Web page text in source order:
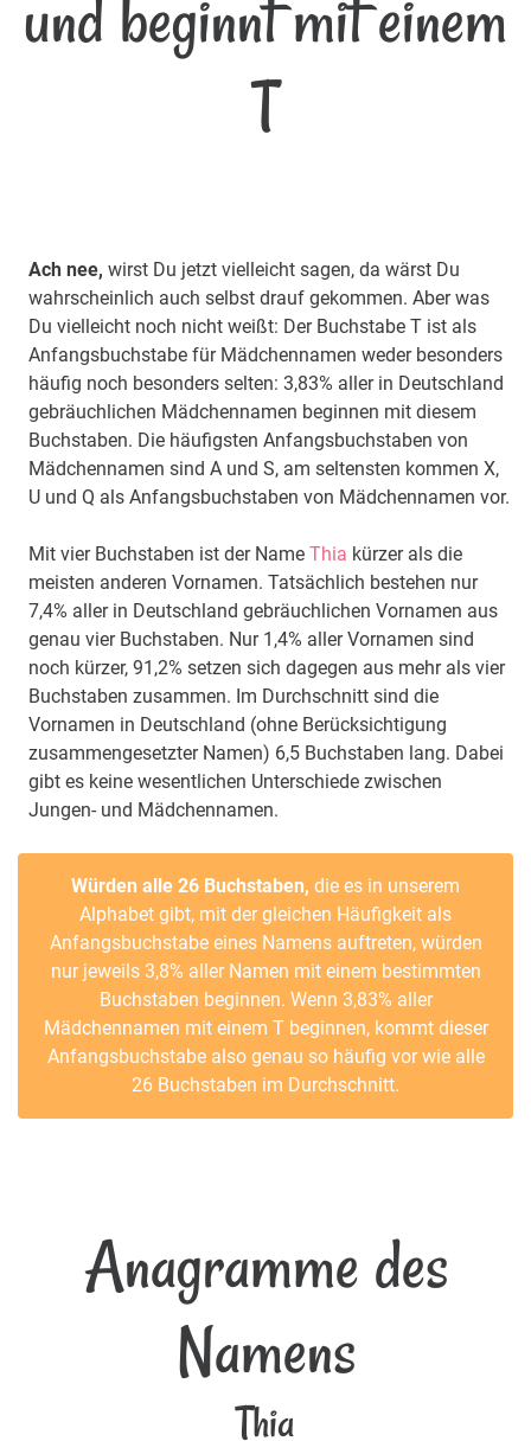
und beginnt mit einem
T
Ach nee, wirst Du jetzt vielleicht sagen, da wärst Du
wahrscheinlich auch selbst drauf gekommen. Aber was
Du vielleicht noch nicht weißt: Der Buchstabe T ist als
Anfangsbuchstabe für Mädchennamen weder besonders
häufig noch besonders selten: 3,83% aller in Deutschland
gebräuchlichen Mädchennamen beginnen mit diesem
Buchstaben. Die häufigsten Anfangsbuchstaben von
Mädchennamen sind A und S, am seltensten kommen X,
U und Q als Anfangsbuchstaben von Mädchennamen vor.
Mit vier Buchstaben ist der Name Thia kürzer als die
meisten anderen Vornamen. Tatsächlich bestehen nur
7,4% aller in Deutschland gebräuchlichen Vornamen aus
genau vier Buchstaben. Nur 1,4% aller Vornamen sind
noch kürzer, 91,2% setzen sich dagegen aus mehr als vier
Buchstaben zusammen. Im Durchschnitt sind die
Vornamen in Deutschland (ohne Berücksichtigung
zusammengesetzter Namen) 6,5 Buchstaben lang. Dabei
gibt es keine wesentlichen Unterschiede zwischen
Jungen- und Mädchennamen.
Würden alle 26 Buchstaben, die es in unserem
Alphabet gibt, mit der gleichen Häufigkeit als
Anfangsbuchstabe eines Namens auftreten, würden
nur jeweils 3,8% aller Namen mit einem bestimmten
Buchstaben beginnen. Wenn 3,83% aller
Mädchennamen mit einem T beginnen, kommt dieser
Anfangsbuchstabe also genau so häufig vor wie alle
26 Buchstaben im Durchschnitt.
Anagramme des
Namens
Thia